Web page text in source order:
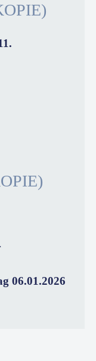
06.01.2026